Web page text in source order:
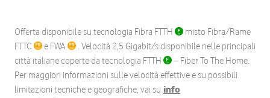
Offerta disponibile su tecnologia Fibra FTTH
misto Fibra/Rame
FTTC
e FWA
. Velocità 2,5 Gigabit/s disponibile nelle principali
città italiane coperte da tecnologia FTTH
– Fiber To The Home.
Per maggiori informazioni sulle velocità effettive e su possibili
limitazioni tecniche e geografiche, vai su info